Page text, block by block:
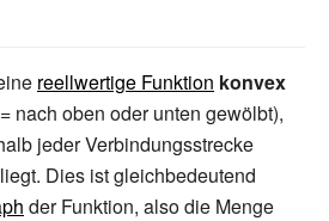
reellwertige Funktion konvex
nach oben oder unten gewölbt),
jeder Verbindungsstrecke
Dies ist gleichbedeutend
der Funktion, also die Menge